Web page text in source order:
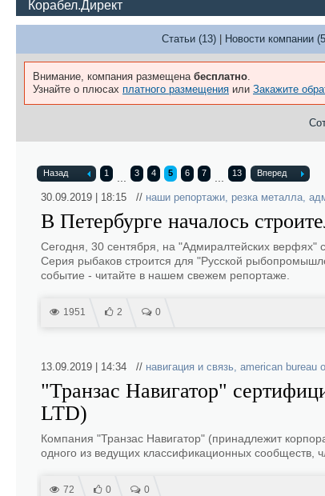
Корабел.Директ
Статьи (13)| Новости компании
Внимание, компания размещена бесплатно.
Узнайте о плюсах платного размещения или Закажите
Назад 1 3 4 5 6 7 13 Вперед
30.09.2019 | 18:15 // наши репортажи, резка металла,
В Петербурге началось
Сегодня, 30 сентября, на "Адмиралтейских верфях"
Серия рыбаков строится для "Русской
событие - читайте в нашем свежем репортаже.
1951 2 0
13.09.2019 | 14:34 // навигация и связь, american bureau
"Транзас Навигатор"
LTD)
Компания "Транзас Навигатор" (принадлежит
одного из ведущих классификационных сообществ,
72 0 0